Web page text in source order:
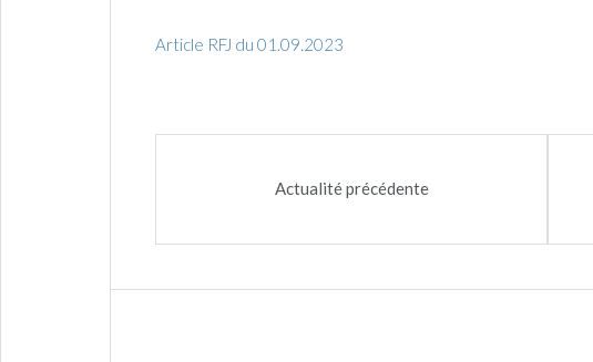
Article RFJ du 01.09.2023
Actualité précédente